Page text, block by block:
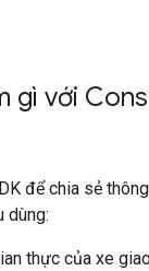
gì với
để chia sẻ
dùng:
thực của xe